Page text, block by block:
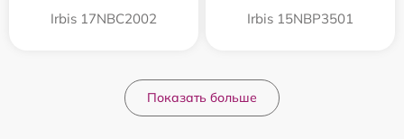
Irbis 17NBC2002 Irbis 15NBP3501
Показать больше